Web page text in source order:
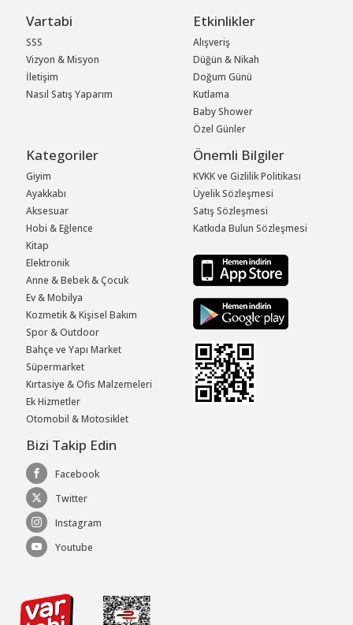
Vartabi
SSS
Vizyon & Misyon
İletişim
Nasıl Satış Yaparım
Etkinlikler
Alışveriş
Düğün & Nikah
Doğum Günü
Kutlama
Baby Shower
Özel Günler
Kategoriler
Giyim
Ayakkabı
Aksesuar
Hobi & Eğlence
Kitap
Elektronik
Anne & Bebek & Çocuk
Ev & Mobilya
Kozmetik & Kişisel Bakım
Spor & Outdoor
Bahçe ve Yapı Market
Süpermarket
Kırtasiye & Ofis Malzemeleri
Ek Hizmetler
Otomobil & Motosiklet
Önemli Bilgiler
KVKK ve Gizlilik Politikası
Üyelik Sözleşmesi
Satış Sözleşmesi
Katkıda Bulun Sözleşmesi
Bizi Takip Edin
Facebook
Twitter
Instagram
Youtube